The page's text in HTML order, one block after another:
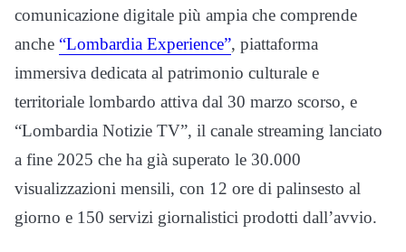
comunicazione digitale più ampia che comprende
anche “Lombardia Experience”, piattaforma
immersiva dedicata al patrimonio culturale e
territoriale lombardo attiva dal 30 marzo scorso, e
“Lombardia Notizie TV”, il canale streaming lanciato
a fine 2025 che ha già superato le 30.000
visualizzazioni mensili, con 12 ore di palinsesto al
giorno e 150 servizi giornalistici prodotti dall’avvio.